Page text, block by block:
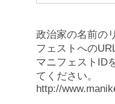
政治家の名前の
フェストへの
マニフェストID
てください。
http://